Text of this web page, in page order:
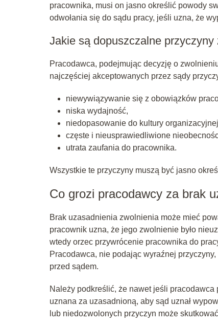
pracownika, musi on jasno określić powody
odwołania się do sądu pracy, jeśli uzna, że
Jakie są dopuszczalne przyczyny
Pracodawca, podejmując decyzję o
najczęściej akceptowanych przez sądy
niewywiązywanie się z obowiązków
niska wydajność,
niedopasowanie do kultury
częste i nieusprawiedliwione
utrata zaufania do pracownika.
Wszystkie te przyczyny muszą być jasno
Co grozi pracodawcy za brak
Brak uzasadnienia zwolnienia może mieć
pracownik uzna, że jego zwolnienie było
wtedy orzec przywrócenie pracownika do
Pracodawca, nie podając wyraźnej
przed sądem.
Należy podkreślić, że nawet jeśli
uznana za uzasadnioną, aby sąd uznał
lub niedozwolonych przyczyn może